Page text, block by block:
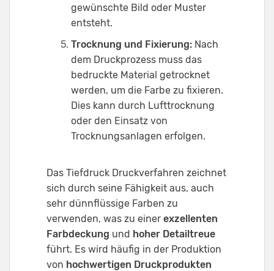
gewünschte Bild oder Muster
entsteht.
Trocknung und Fixierung: Nach
dem Druckprozess muss das
bedruckte Material getrocknet
werden, um die Farbe zu fixieren.
Dies kann durch Lufttrocknung
oder den Einsatz von
Trocknungsanlagen erfolgen.
Das Tiefdruck Druckverfahren zeichnet
sich durch seine Fähigkeit aus, auch
sehr dünnflüssige Farben zu
verwenden, was zu einer exzellenten
Farbdeckung und hoher Detailtreue
führt. Es wird häufig in der Produktion
von hochwertigen Druckprodukten